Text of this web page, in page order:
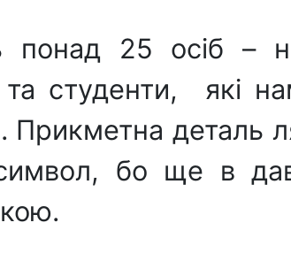
25 осіб –
студенти, які
Прикметна деталь
бо ще в